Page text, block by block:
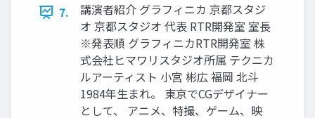
7.
講演者紹介 グラフィニカ 京都スタジ
オ 京都スタジオ 代表 RTR開発室 室長
※発表順 グラフィニカRTR開発室 株
式会社ヒマワリスタジオ所属 テクニカ
ルアーティスト 小宮 彬広 福岡 北斗
1984年生まれ。 東京でCGデザイナー
として、 アニメ、特撮、ゲーム、映